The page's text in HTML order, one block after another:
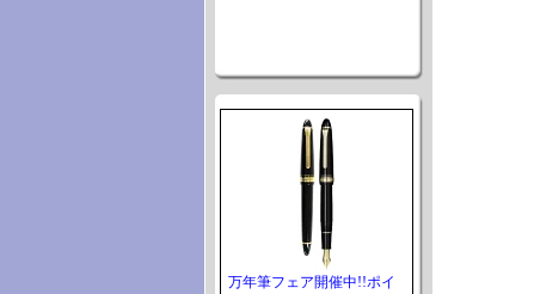
万年筆フェア開催中!!ポイ